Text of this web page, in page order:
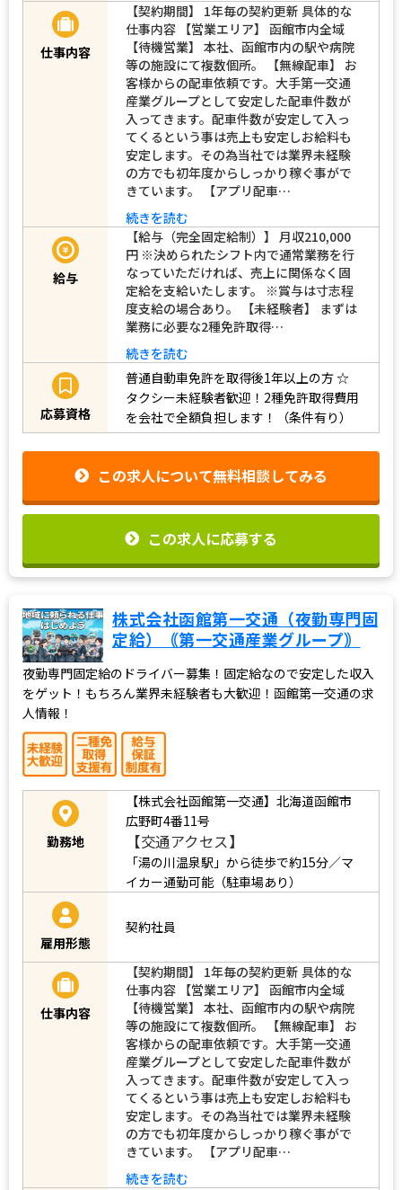
仕事内容
【契約期間】 1年毎の契約更新 具体的な
仕事内容 【営業エリア】 函館市内全域
【待機営業】 本社、函館市内の駅や病院
等の施設にて複数個所。 【無線配車】 お
客様からの配車依頼です。大手第一交通
産業グループとして安定した配車件数が
入ってきます。配車件数が安定して入っ
てくるという事は売上も安定しお給料も
安定します。その為当社では業界未経験
の方でも初年度からしっかり稼ぐ事がで
きています。 【アプリ配車…
続きを読む
給与
【給与（完全固定給制）】 月収210,000
円 ※決められたシフト内で通常業務を行
なっていただければ、売上に関係なく固
定給を支給いたします。 ※賞与は寸志程
度支給の場合あり。 【未経験者】 まずは
業務に必要な2種免許取得…
続きを読む
応募資格
普通自動車免許を取得後1年以上の方☆
タクシー未経験者歓迎！2種免許取得費用
を会社で全額負担します！（条件有り）
この求人について無料相談してみる
この求人に応募する
株式会社函館第一交通（夜勤専門固
定給）｟第一交通産業グループ｠
夜勤専門固定給のドライバー募集！固定給なので安定した収入
をゲット！もちろん業界未経験者も大歓迎！函館第一交通の求
人情報！
勤務地
【株式会社函館第一交通】北海道函館市
広野町4番11号
【交通アクセス】
「湯の川温泉駅」から徒歩で約15分／マ
イカー通勤可能（駐車場あり）
雇用形態
契約社員
仕事内容
【契約期間】 1年毎の契約更新 具体的な
仕事内容 【営業エリア】 函館市内全域
【待機営業】 本社、函館市内の駅や病院
等の施設にて複数個所。 【無線配車】 お
客様からの配車依頼です。大手第一交通
産業グループとして安定した配車件数が
入ってきます。配車件数が安定して入っ
てくるという事は売上も安定しお給料も
安定します。その為当社では業界未経験
の方でも初年度からしっかり稼ぐ事がで
きています。 【アプリ配車…
続きを読む